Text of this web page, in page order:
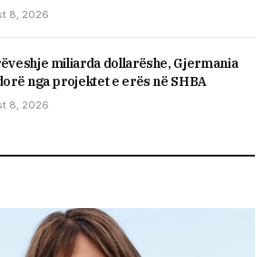
8, 2026
miliarda dollarëshe, Gjermania
nga projektet e erës në SHBA
8, 2026